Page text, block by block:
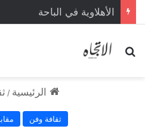
الأهلاوية في الباحة
بحث عن
الرئيسية /
ثقافة وفن